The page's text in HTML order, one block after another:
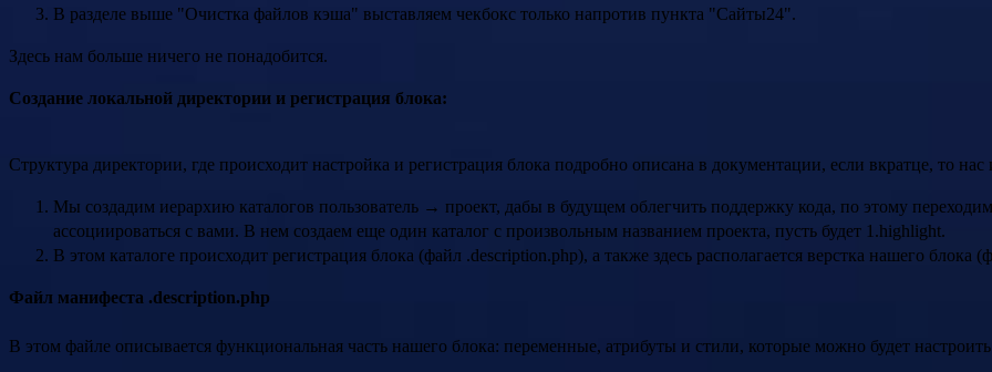
В разделе выше "Очистка файлов кэша" выставляем чекбокс только напротив пункта "Сайты24".
Здесь нам больше ничего не понадобится.
Создание локальной директории и регистрация блока:
Структура директории, где происходит настройка и регистрация блока подробно описана в документации, если вкратце, то
Мы создадим иерархию каталогов пользователь → проект, дабы в будущем облегчить поддержку кода, по этому
ассоциироваться с вами. В нем создаем еще один каталог с произвольным названием проекта, пусть будет 1.highlight.
В этом каталоге происходит регистрация блока (файл .description.php), а также здесь располагается верстка нашего блока
Файл манифеста .description.php
В этом файле описывается функциональная часть нашего блока: переменные, атрибуты и стили, которые можно будет